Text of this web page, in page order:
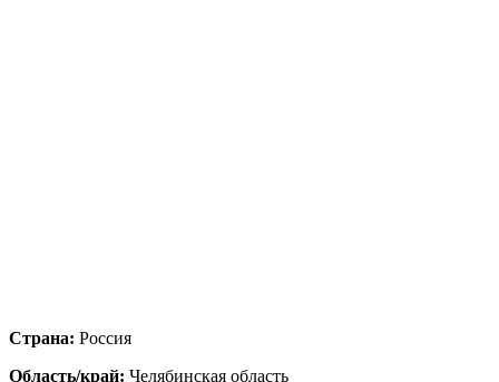
Страна: Россия
Область/край: Челябинская область